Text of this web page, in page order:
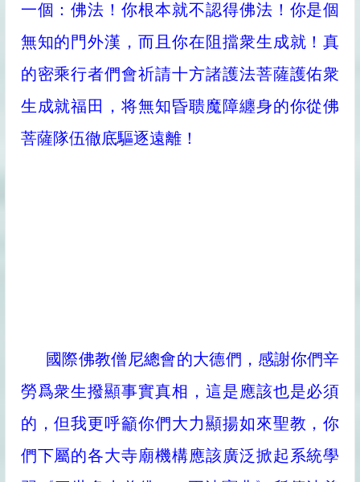
一個：佛法！你根本就不認得佛法！你是個
無知的門外漢，而且你在阻擋衆生成就！真
的密乘行者們會祈請十方諸護法菩薩護佑衆
生成就福田，将無知昏聩魔障纏身的你從佛
菩薩隊伍徹底驅逐遠離！
國際佛教僧尼總會的大德們，感謝你們辛
勞爲衆生撥顯事實真相，這是應該也是必須
的，但我更呼籲你們大力顯揚如來聖教，你
們下屬的各大寺廟機構應該廣泛掀起系統學